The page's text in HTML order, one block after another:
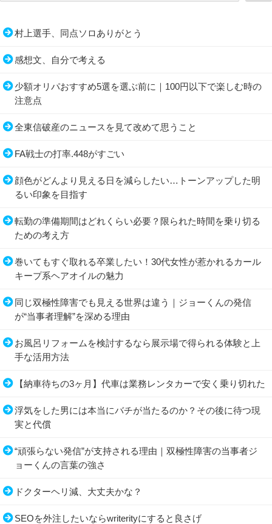
村上選手、同点ソロありがとう
感想文、自分で考える
少額オリパおすすめ5選を選ぶ前に｜100円以下で楽しむ時の
注意点
全東信破産のニュースを見て改めて思うこと
FA戦士の打率.448がすごい
顔色がどんより見える日を減らしたい…トーンアップした明
るい印象を目指す
転勤の準備期間はどれくらい必要？限られた時間を乗り切る
ための考え方
巻いてもすぐ取れる卒業したい！30代女性が惹かれるカール
キープ系ヘアオイルの魅力
同じ双極性障害でも見える世界は違う｜ジョーくんの発信
が“当事者理解”を深める理由
お風呂リフォームを検討するなら展示場で得られる体験と上
手な活用方法
【納車待ちの3ヶ月】代車は業務レンタカーで安く乗り切れた
浮気をした男には本当にバチが当たるのか？その後に待つ現
実と代償
“頑張らない発信”が支持される理由｜双極性障害の当事者ジ
ョーくんの言葉の強さ
ドクターヘリ減、大丈夫かな？
SEOを外注したいならwriterityにすると良さげ